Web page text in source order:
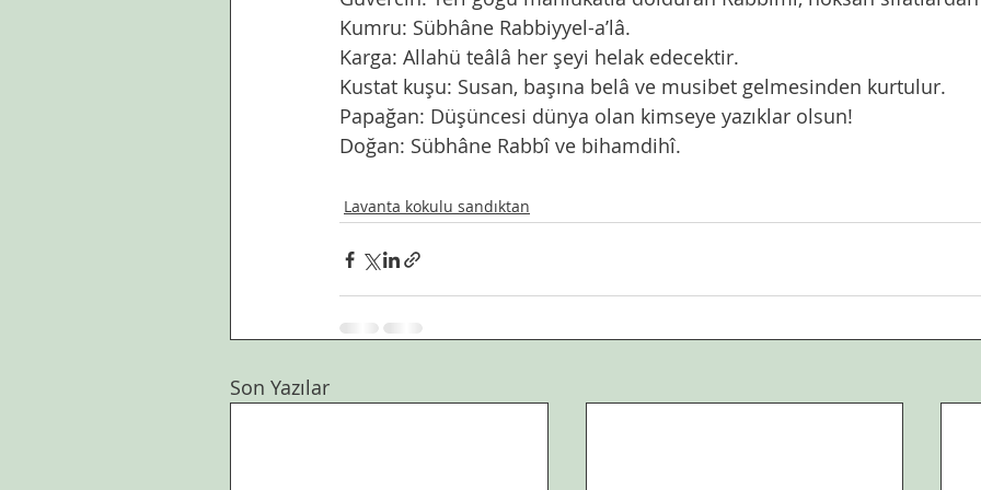
Kumru: Sübhâne Rabbiyyel-a’lâ.
Karga: Allahü teâlâ her şeyi helak edecektir.
Kustat kuşu: Susan, başına belâ ve musibet gelmesinden kurtulur.
Papağan: Düşüncesi dünya olan kimseye yazıklar olsun!
Doğan: Sübhâne Rabbî ve bihamdihî.
Lavanta kokulu sandıktan
Son Yazılar